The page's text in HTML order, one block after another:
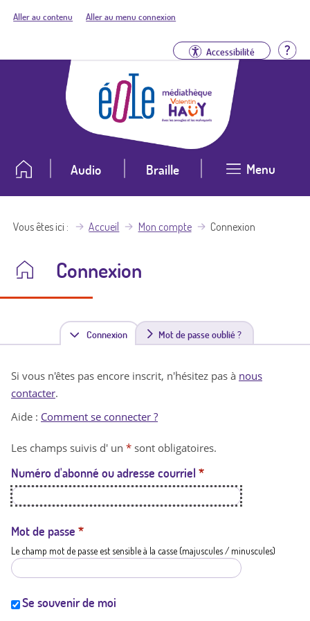
Aller au contenu Aller au menu connexion
Accessibilité
Audio Braille Menu
Vous êtes ici Accueil Mon compte Connexion
Connexion
Connexion(
n
t
a
t
i
Mot de passe oublié ?
Si vous n'êtes pas encore inscrit, n'hésitez pas à nous
contacter.
Aide : Comment se connecter ?
Les champs suivis d' un * sont obligatoires.
Numéro d'abonné ou adresse courriel *
Mot de passe *
Le champ mot de passe est sensible à la casse (majuscules / minuscules)
Se souvenir de moi